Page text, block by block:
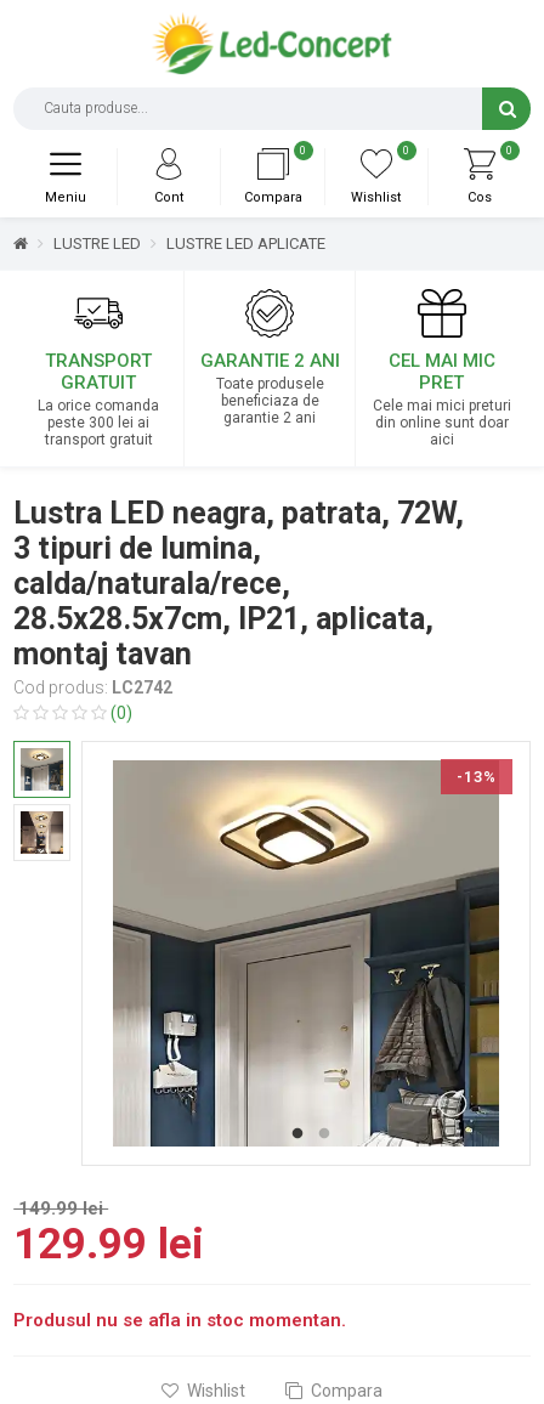
0
Cos
0
Wishlist
0
Compara
Cont
Meniu
LUSTRE LED LUSTRE LED APLICATE
TRANSPORT
GRATUIT
La orice comanda
peste 300 lei ai
transport gratuit
GARANTIE 2 ANI
Toate produsele
beneficiaza de
garantie 2 ani
CEL MAI MIC
PRET
Cele mai mici preturi
din online sunt doar
aici
Lustra LED neagra, patrata, 72W,
3 tipuri de lumina,
calda/naturala/rece,
28.5x28.5x7cm, IP21, aplicata,
montaj tavan
Cod produs: LC2742
(0)
-13%
149.99 lei
129.99 lei
Produsul nu se afla in stoc momentan.
Wishlist Compara